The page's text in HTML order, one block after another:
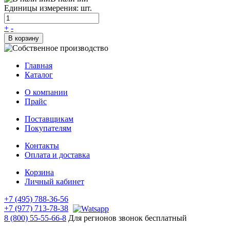
Единицы измерения: шт.
+ -
В корзину
Главная
Каталог
О компании
Прайс
Поставщикам
Покупателям
Контакты
Оплата и доставка
Корзина
Личный кабинет
+7 (495) 788-36-56
+7 (977) 713-78-38
8 (800) 55-55-66-8 Для регионов звонок бесплатный